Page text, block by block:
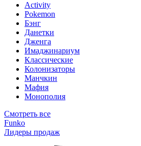
Activity
Pokemon
Бэнг
Данетки
Дженга
Имаджинариум
Классические
Колонизаторы
Манчкин
Мафия
Монополия
Смотреть все
Funko
Лидеры продаж